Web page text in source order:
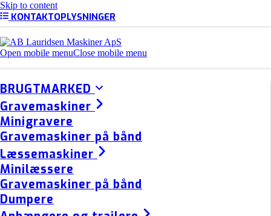
Skip to content
KONTAKTOPLYSNINGER
Open mobile menuClose mobile menu
BRUGTMARKED
Gravemaskiner
Minigravere
Gravemaskiner på bånd
Læssemaskiner
Minilæssere
Gravemaskiner på bånd
Dumpere